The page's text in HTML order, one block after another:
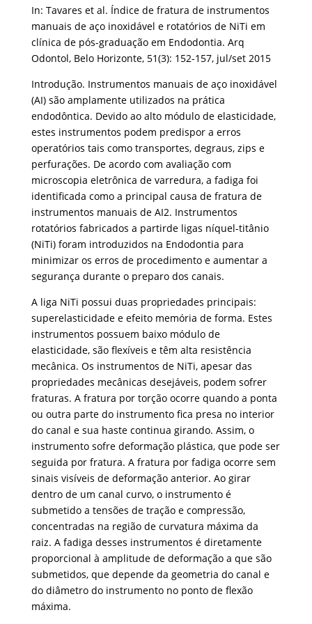
In: Tavares et al. Índice de fratura de instrumentos
manuais de aço inoxidável e rotatórios de NiTi em
clínica de pós-graduação em Endodontia. Arq
Odontol, Belo Horizonte, 51(3): 152-157, jul/set 2015
Introdução. Instrumentos manuais de aço inoxidável
(AI) são amplamente utilizados na prática
endodôntica. Devido ao alto módulo de elasticidade,
estes instrumentos podem predispor a erros
operatórios tais como transportes, degraus, zips e
perfurações. De acordo com avaliação com
microscopia eletrônica de varredura, a fadiga foi
identificada como a principal causa de fratura de
instrumentos manuais de AI2. Instrumentos
rotatórios fabricados a partirde ligas níquel-titânio
(NiTi) foram introduzidos na Endodontia para
minimizar os erros de procedimento e aumentar a
segurança durante o preparo dos canais.
A liga NiTi possui duas propriedades principais:
superelasticidade e efeito memória de forma. Estes
instrumentos possuem baixo módulo de
elasticidade, são flexíveis e têm alta resistência
mecânica. Os instrumentos de NiTi, apesar das
propriedades mecânicas desejáveis, podem sofrer
fraturas. A fratura por torção ocorre quando a ponta
ou outra parte do instrumento fica presa no interior
do canal e sua haste continua girando. Assim, o
instrumento sofre deformação plástica, que pode ser
seguida por fratura. A fratura por fadiga ocorre sem
sinais visíveis de deformação anterior. Ao girar
dentro de um canal curvo, o instrumento é
submetido a tensões de tração e compressão,
concentradas na região de curvatura máxima da
raiz. A fadiga desses instrumentos é diretamente
proporcional à amplitude de deformação a que são
submetidos, que depende da geometria do canal e
do diâmetro do instrumento no ponto de flexão
máxima.